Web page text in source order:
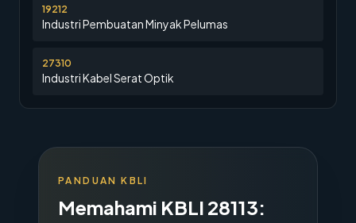
19212
Industri Pembuatan Minyak Pelumas
27310
Industri Kabel Serat Optik
PANDUAN KBLI
Memahami KBLI 28113: